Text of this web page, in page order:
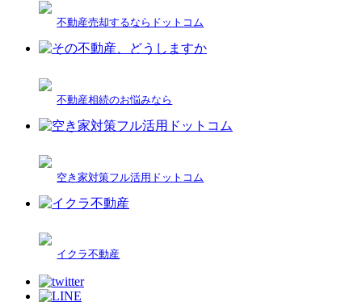
不動産売却するならドットコム
不動産相続のお悩みなら
空き家対策フル活用ドットコム
イクラ不動産